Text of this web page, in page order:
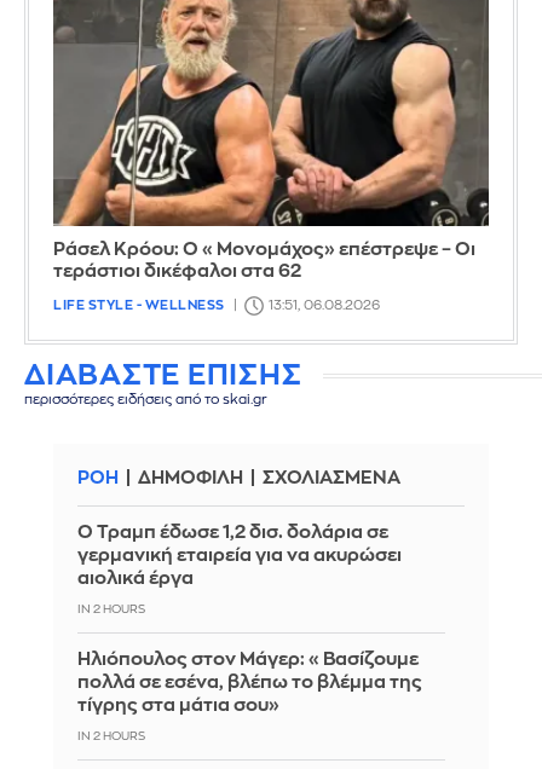
Ράσελ Κρόου: Ο «Μονομάχος» επέστρεψε – Οι
τεράστιοι δικέφαλοι στα 62
LIFE STYLE - WELLNESS 13:51, 06.08.2026
ΔΙΑΒΑΣΤΕ ΕΠΙΣΗΣ
περισσότερες ειδήσεις από το skai.gr
ΡΟΗ ΔΗΜΟΦΙΛΗ ΣΧΟΛΙΑΣΜΕΝΑ
Ο Τραμπ έδωσε 1,2 δισ. δολάρια σε
γερμανική εταιρεία για να ακυρώσει
αιολικά έργα
IN 2 HOURS
Ηλιόπουλος στον Μάγερ: «Βασίζουμε
πολλά σε εσένα, βλέπω το βλέμμα της
τίγρης στα μάτια σου»
IN 2 HOURS